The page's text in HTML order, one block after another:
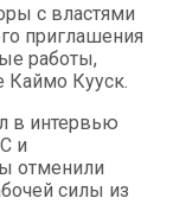
с властями
приглашения
работы,
Каймо Кууск.
в интервью
и
отменили
силы из